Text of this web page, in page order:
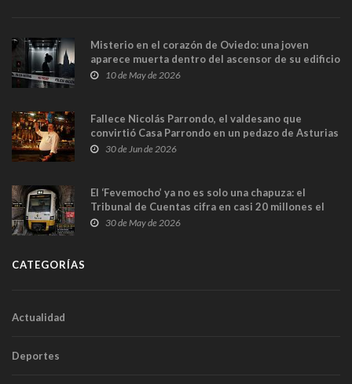
Misterio en el corazón de Oviedo: una joven
aparece muerta dentro del ascensor de su edificio
y las cámaras captan sus últimos minutos
10 de May de 2026
Fallece Nicolás Parrondo, el valdesano que
convirtió Casa Parrondo en un pedazo de Asturias
en Madrid
30 de Jun de 2026
El ‘Fevemocho’ ya no es solo una chapuza: el
Tribunal de Cuentas cifra en casi 20 millones el
sobrecoste de los trenes que no cabían por los
30 de May de 2026
CATEGORÍAS
Actualidad
Deportes